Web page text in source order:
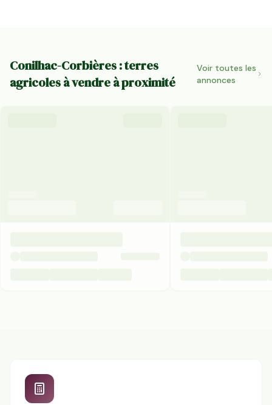
Conilhac-Corbières : terres
agricoles à vendre à proximité
Voir toutes les
annonces